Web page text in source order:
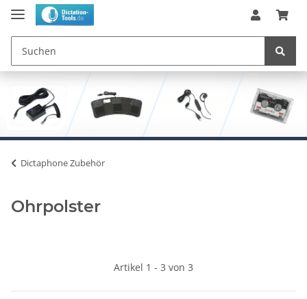
Dictaphone Zubehör
Ohrpolster
Artikel 1 - 3 von 3